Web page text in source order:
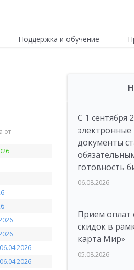
Поддержка и обучение
от
С 1 сентября
документы
готовность
06.08.2026
Прием оплат
скидок в
карта Мир»
05.08.2026